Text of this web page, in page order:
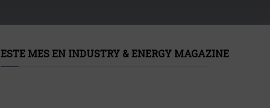
ESTE MES EN INDUSTRY & ENERGY MAGAZINE